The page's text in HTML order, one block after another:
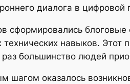
диалога в цифровой
сформировались
навыков. Этот
большинство людей
шагом оказалось